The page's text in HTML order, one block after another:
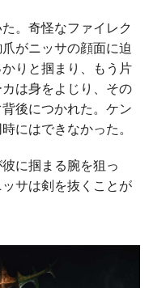
。奇怪なファイレク
がニッサの顔面に迫
りと掴まり、もう片
は身をよじり、その
後につかれた。ケン
にはできなかった。
に掴まる腕を狙っ
サは剣を抜くことが